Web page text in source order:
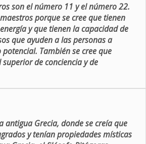
son el número 11 y el número 22.
porque se cree que tienen
y que tienen la capacidad de
que ayuden a las personas a
También se cree que
de conciencia y de
antigua Grecia, donde se creía que
y tenían propiedades místicas